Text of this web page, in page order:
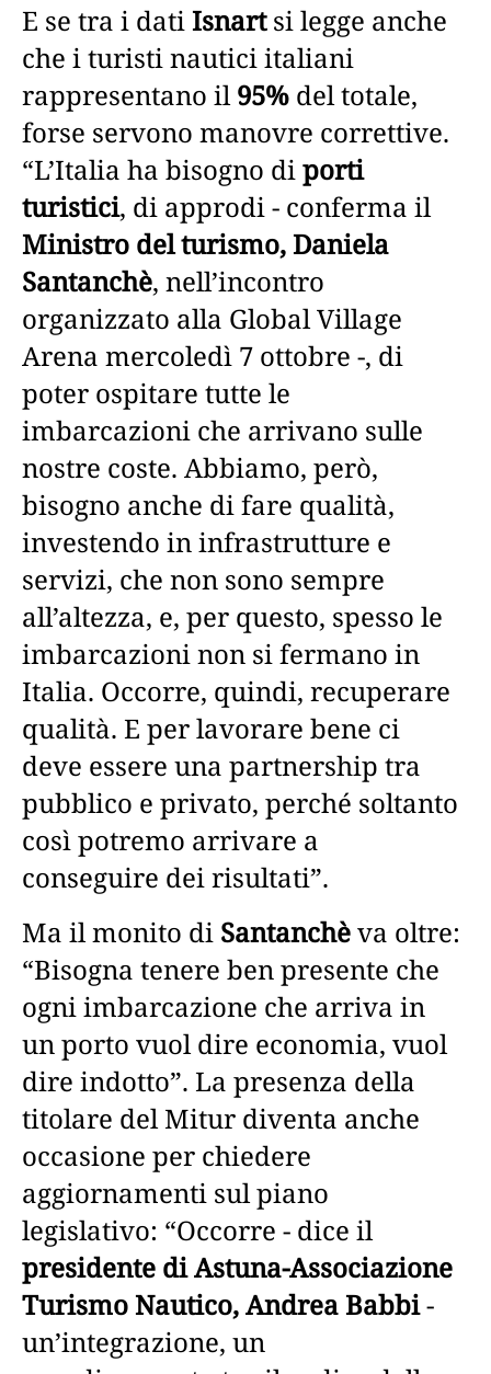
E se tra i datiIsnartsi legge anche
che i turisti nautici italiani
rappresentano il95% del totale,
forse servono manovre correttive.
“L’Italia ha bisogno diporti
turistici, di approdi - conferma il
Ministro del turismo, Daniela
Santanchè, nell’incontro
organizzato alla Global Village
Arena mercoledì 7 ottobre -, di
poter ospitare tutte le
imbarcazioni che arrivano sulle
nostre coste. Abbiamo, però,
bisogno anche di fare qualità,
investendo in infrastrutture e
servizi, che non sono sempre
all’altezza, e, per questo, spesso le
imbarcazioni non si fermano in
Italia. Occorre, quindi, recuperare
qualità. E per lavorare bene ci
deve essere una partnership tra
pubblico e privato, perché soltanto
così potremo arrivare a
conseguire dei risultati”.
Ma il monito di Santanchèva oltre:
“Bisogna tenere ben presente che
ogni imbarcazione che arriva in
un porto vuol dire economia, vuol
dire indotto”. La presenza della
titolare del Mitur diventa anche
occasione per chiedere
aggiornamenti sul piano
legislativo: “Occorre - dice il
presidente di Astuna-Associazione
Turismo Nautico, Andrea Babbi-
un’integrazione, un